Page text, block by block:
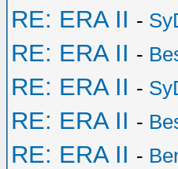
RE: ERA II -
RE: ERA II -
RE: ERA II -
RE: ERA II -
RE: ERA II -